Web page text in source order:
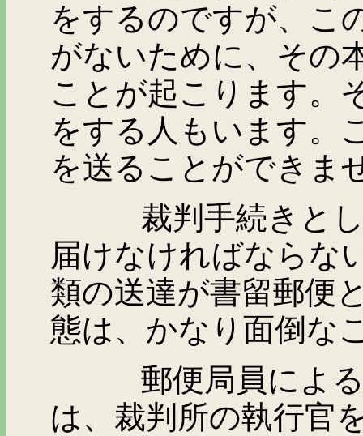
をするのですが、こ
がないために、その
ことが起こります。
をする人もいます。
を送ることができま
裁判手続きとして
届けなければならな
類の送達が書留郵便
態は、かなり面倒な
郵便局員による配
は、裁判所の執行官